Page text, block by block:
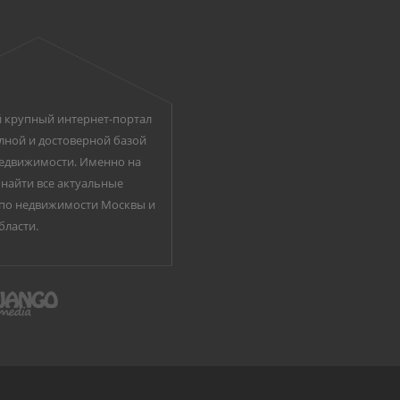
интернет-портал
и достоверной базой
Именно на
все актуальные
недвижимости Москвы и